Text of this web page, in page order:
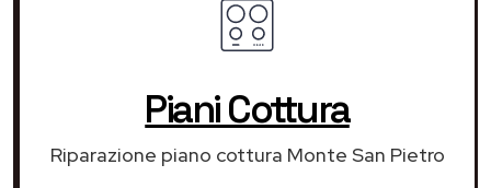
Piani Cottura
Riparazione piano cottura Monte San Pietro